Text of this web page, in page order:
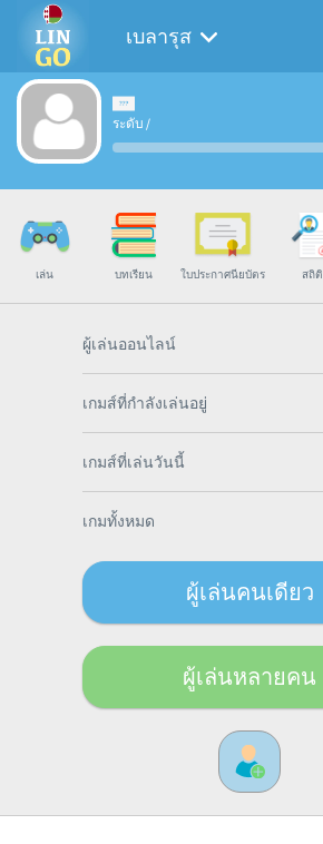
เบลารุส
ระดับ /
เล่น บทเรียน ใบประกาศนียบัตร สถิติ
ผู้เล่นออนไลน์
เกมส์ที่กำลังเล่นอยู่
เกมส์ที่เล่นวันนี้
เกมทั้งหมด
ผู้เล่นคนเดียว
ผู้เล่นหลายคน